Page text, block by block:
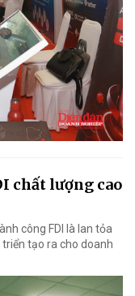
chất lượng cao
công FDI là lan tỏa
tạo ra cho doanh